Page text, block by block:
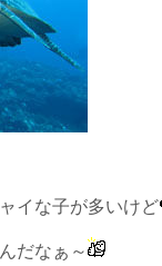
イな子が多いけど
だなぁ～